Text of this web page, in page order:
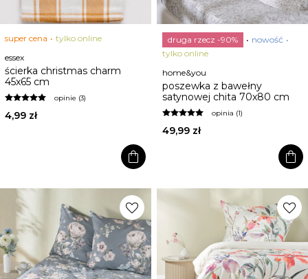
super cena
tylko online
essex
ścierka christmas charm
45x65 cm
opinie (3)
4,99 zł
shopping_bag
druga rzecz -90%
nowość
tylko online
home&you
poszewka z bawełny
satynowej chita 70x80 cm
opinia (1)
49,99 zł
shopping_bag
favorite favorite